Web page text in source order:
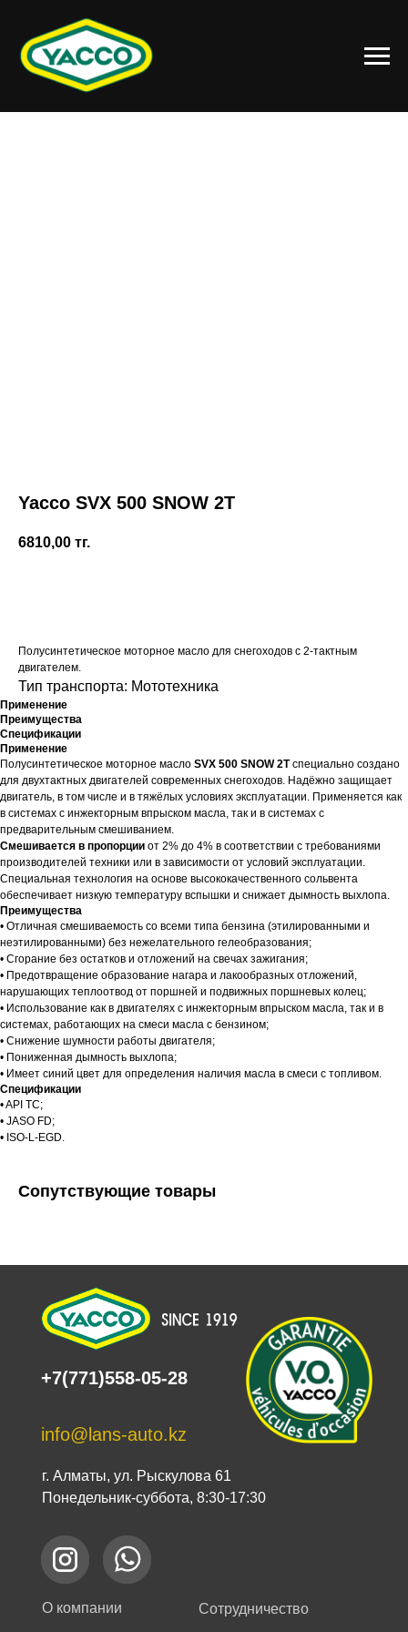
Yacco SVX 500 SNOW 2T
6810,00 тг.
Полусинтетическое моторное масло для снегоходов с 2-тактным
двигателем.
Тип транспорта: Мототехника
Применение
Преимущества
Спецификации
Применение
Полусинтетическое моторное масло SVX 500 SNOW 2Tспециально создано
для двухтактных двигателей современных снегоходов. Надёжно защищает
двигатель, в том числе и в тяжёлых условиях эксплуатации. Применяется как
в системах с инжекторным впрыском масла, так и в системах с
предварительным смешиванием.
Смешивается в пропорции от 2% до 4% в соответствии с требованиями
производителей техники или в зависимости от условий эксплуатации.
Специальная технология на основе высококачественного сольвента
обеспечивает низкую температуру вспышки и снижает дымность выхлопа.
Преимущества
• Отличная смешиваемость со всеми типа бензина (этилированными и
неэтилированными) без нежелательного гелеобразования;
• Сгорание без остатков и отложений на свечах зажигания;
• Предотвращение образование нагара и лакообразных отложений,
нарушающих теплоотвод от поршней и подвижных поршневых колец;
• Использование как в двигателях с инжекторным впрыском масла, так и в
системах, работающих на смеси масла с бензином;
• Снижение шумности работы двигателя;
• Пониженная дымность выхлопа;
• Имеет синий цвет для определения наличия масла в смеси с топливом.
Спецификации
• API TC;
• JASO FD;
• ISO-L-EGD.
Сопутствующие товары
О компании Сотрудничество
+7(771)558-05-28
info@lans-auto.kz
г. Алматы, ул. Рыскулова 61
Понедельник-суббота, 8:30-17:30